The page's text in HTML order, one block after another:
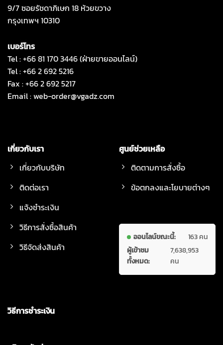
9/7 ซอยรัชดาภิเษก 18 ห้วยขวาง
กรุงเทพฯ 10310
เบอร์โทร
Tel : +66 81 170 3446 (ฝ่ายขายออนไลน์)
Tel : +66 2 692 5216
Fax : +66 2 692 5217
Email :web-order@vgadz.com
เกี่ยวกับเรา
เกี่ยวกับบริษัท
ติดต่อเรา
แจ้งชำระเงิน
วิธีการสั่งซื้อสินค้า
วิธีจัดส่งสินค้า
ศูนย์ช่วยเหลือ
ติดตามการสั่งซื้อ
ข้อตกลงและโยบายต่างๆ
ออนไลน์ขณะนี้:
163 คน
ผู้เข้าชม
ทั้งหมด:
7,638,953
คน
วิธีการชำระเงิน